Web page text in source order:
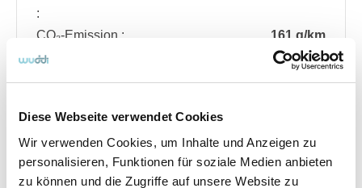
Diese Webseite verwendet Cookies
Wir verwenden Cookies, um Inhalte und Anzeigen zu
personalisieren, Funktionen für soziale Medien anbieten
zu können und die Zugriffe auf unsere Website zu
:
CO₂-Emission :
161 g/km
CO₂-Klasse :
F
Angebotsnummer ABO76.261